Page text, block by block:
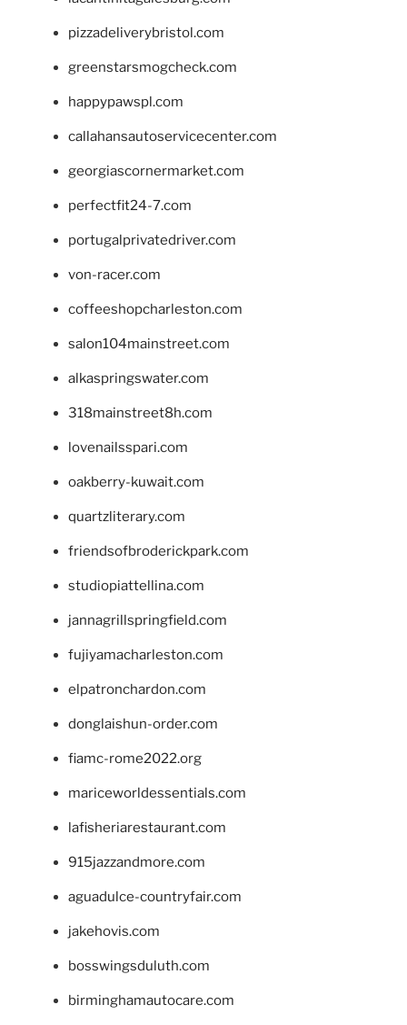
pizzadeliverybristol.com
greenstarsmogcheck.com
happypawspl.com
callahansautoservicecenter.com
georgiascornermarket.com
perfectfit24-7.com
portugalprivatedriver.com
von-racer.com
coffeeshopcharleston.com
salon104mainstreet.com
alkaspringswater.com
318mainstreet8h.com
lovenailsspari.com
oakberry-kuwait.com
quartzliterary.com
friendsofbroderickpark.com
studiopiattellina.com
jannagrillspringfield.com
fujiyamacharleston.com
elpatronchardon.com
donglaishun-order.com
fiamc-rome2022.org
mariceworldessentials.com
lafisheriarestaurant.com
915jazzandmore.com
aguadulce-countryfair.com
jakehovis.com
bosswingsduluth.com
birminghamautocare.com